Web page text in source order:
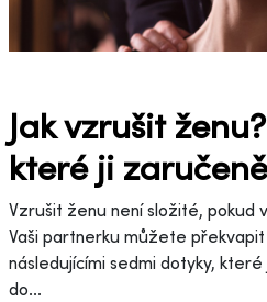
Jak vzrušit
které ji
Vzrušit ženu není složité, pokud
Vaši partnerku můžete překvapit
následujícími sedmi dotyky, které
do...